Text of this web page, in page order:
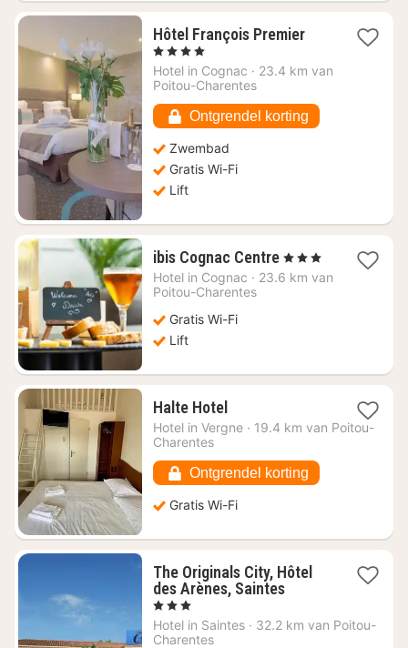
Hôtel François Premier1
vanaf
, 4 Sterren
Hotel in Cognac · 23.4 km van
Poitou-Charentes
Ontgrendel korting
Zwembad
Gratis Wi-Fi
Lift
ibis Cognac Centre1
nacht
, 3 Sterren
Hotel in Cognac · 23.6 km van
Poitou-Charentes
Gratis Wi-Fi
Lift
Halte Hotel1
nacht
vanaf
94,41
Hotel in Vergne · 19.4 km van Poitou-
Charentes
Ontgrendel korting
Gratis Wi-Fi
The Originals City, Hôtel
des Arènes, Saintes1
vanaf
, 3 Sterren
Hotel in Saintes · 32.2 km van Poitou-
Charentes